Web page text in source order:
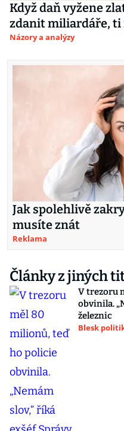
Když daň vyžene
zdanit miliardáře,
Názory a analýzy
Jak spolehlivě
musíte znát
Reklama
Články z jiných
V trezoru
obvinila.
železnic
Blesk